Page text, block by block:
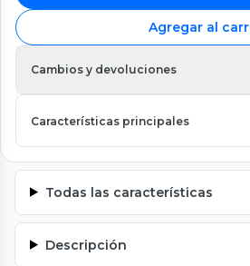
Agregar al
Cambios y devoluciones
Características principales
Todas las características
Descripción